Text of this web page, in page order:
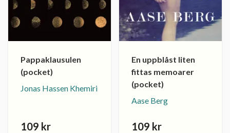
Pappaklausulen
(pocket)
Jonas Hassen Khemiri
109 kr
En uppblåst liten
fittas memoarer
(pocket)
Aase Berg
109 kr